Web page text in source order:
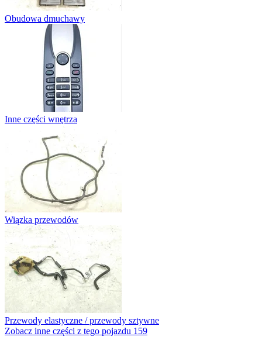
Obudowa dmuchawy
Inne części wnętrza
Wiązka przewodów
Przewody elastyczne / przewody sztywne
Zobacz inne części z tego pojazdu 159